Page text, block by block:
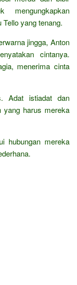
yang tenang.
jingga, Anton
cintanya.
menerima cinta
Adat istiadat dan
yang harus mereka
hubungan mereka